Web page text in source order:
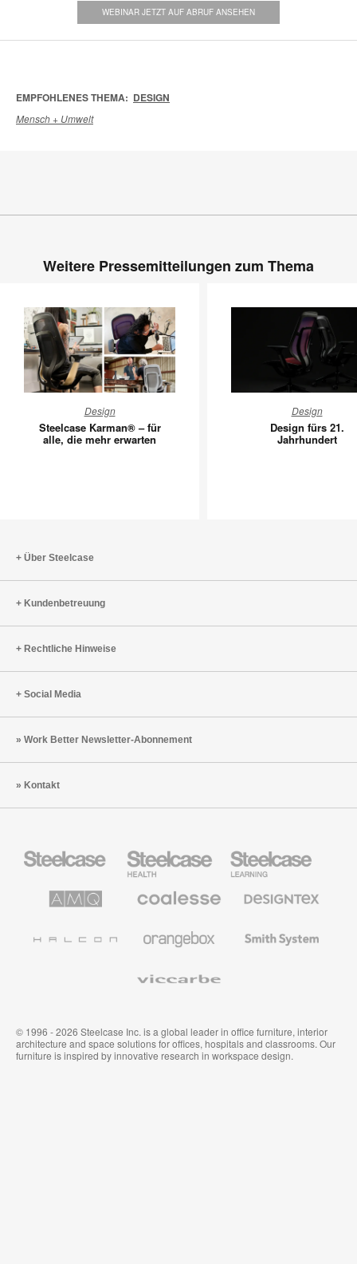
WEBINAR JETZT AUF ABRUF ANSEHEN
EMPFOHLENES THEMA: DESIGN
Mensch + Umwelt
Weitere Pressemitteilungen zum Thema
Karman®
–
Design
Steelcase Karman® – für
alle, die mehr erwarten
fürs
21.
Design
Design fürs 21.
Jahrhundert
Über Steelcase
Kundenbetreuung
Rechtliche Hinweise
Social Media
Work Better Newsletter-Abonnement
Kontakt
Büromöbel
Health
Education
Möbel
Solutions
Büromöbel
Textilien
System
© 1996 - 2026 Steelcase Inc. is a global leader in office furniture, interior
architecture and space solutions for offices, hospitals and classrooms. Our
furniture is inspired by innovative research in workspace design.